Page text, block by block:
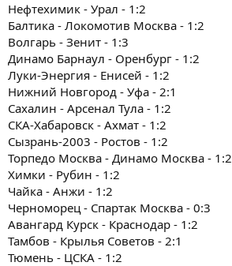
Нефтехимик - Урал - 1:2
Балтика - Локомотив Москва - 1:2
Волгарь - Зенит - 1:3
Динамо Барнаул - Оренбург - 1:2
Луки-Энергия - Енисей - 1:2
Нижний Новгород - Уфа - 2:1
Сахалин - Арсенал Тула - 1:2
СКА-Хабаровск - Ахмат - 1:2
Сызрань-2003 - Ростов - 1:2
Торпедо Москва - Динамо Москва - 1:2
Химки - Рубин - 1:2
Чайка - Анжи - 1:2
Черноморец - Спартак Москва - 0:3
Авангард Курск - Краснодар - 1:2
Тамбов - Крылья Советов - 2:1
Тюмень - ЦСКА - 1:2